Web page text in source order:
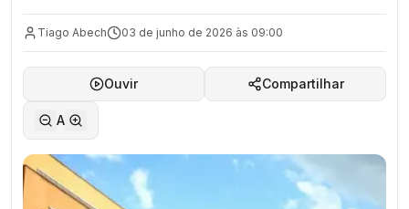
Tiago Abech 03 de junho de 2026 às 09:00
Ouvir Compartilhar
A